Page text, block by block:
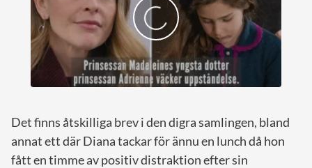
Det finns åtskilliga brev i den digra samlingen, bland
annat ett där Diana tackar för ännu en lunch då hon
fått en timme av positiv distraktion efter sin